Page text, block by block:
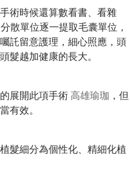
術時候還算數看書、看雜
散單位逐一提取毛囊單位，
託留意護理，細心照應，頭
髮越加健康的長大。
展開此項手術 高雄瑜珈 ，但
有效。
髮細分為個性化、精細化植